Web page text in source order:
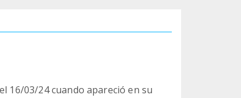
16/03/24 cuando apareció en su